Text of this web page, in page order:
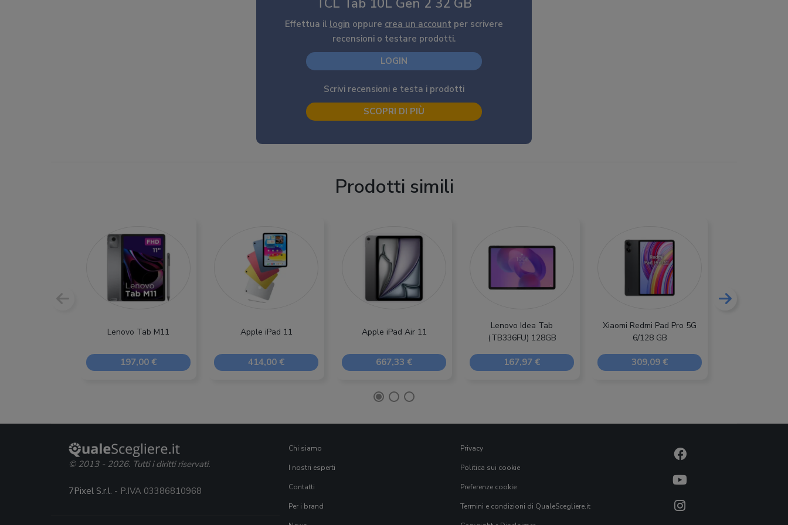
TCL Tab 10L Gen 2 32 GB
Effettua il login oppure crea un account per scrivere
recensioni o testare prodotti.
LOGIN
Scrivi recensioni e testa i prodotti
SCOPRI DI PIÙ
Prodotti simili
Lenovo Tab M11
197,00 €
Apple iPad 11
414,00 €
Apple iPad Air 11
667,33 €
Lenovo Idea Tab
(TB336FU) 128GB
167,97 €
Xiaomi Redmi Pad Pro 5G
6/128 GB
309,09 €
© 2013 - 2026. Tutti i diritti riservati.
7Pixel S.r.l. - P.IVA 03386810968
Chi siamo
I nostri esperti
Contatti
Per i brand
Privacy
Politica sui cookie
Preferenze cookie
Termini e condizioni di QualeScegliere.it